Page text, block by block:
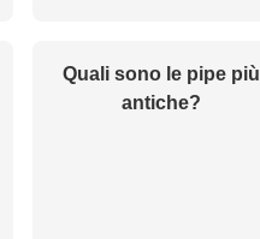
Quali sono le pipe più
antiche?